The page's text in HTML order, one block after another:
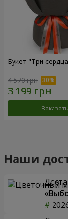
Букет "Три
4 570 грн
Заказать
Наши